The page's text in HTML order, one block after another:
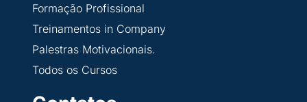
Formação Profissional
Treinamentos in Company
Palestras Motivacionais.
Todos os Cursos